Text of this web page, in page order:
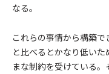
なる。
これらの事情から構築
と比べるとかなり低い
まな制約を受けている